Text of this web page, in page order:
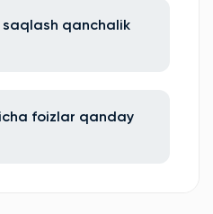
saqlash qanchalik
foizlar qanday